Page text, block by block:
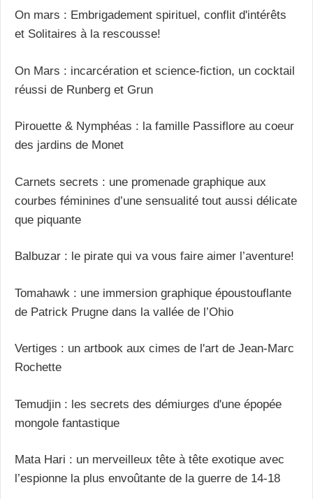
On mars : Embrigadement spirituel, conflit d'intérêts
et Solitaires à la rescousse!
On Mars : incarcération et science-fiction, un cocktail
réussi de Runberg et Grun
Pirouette & Nymphéas : la famille Passiflore au coeur
des jardins de Monet
Carnets secrets : une promenade graphique aux
courbes féminines d’une sensualité tout aussi délicate
que piquante
Balbuzar : le pirate qui va vous faire aimer l’aventure!
Tomahawk : une immersion graphique époustouflante
de Patrick Prugne dans la vallée de l’Ohio
Vertiges : un artbook aux cimes de l'art de Jean-Marc
Rochette
Temudjin : les secrets des démiurges d'une épopée
mongole fantastique
Mata Hari : un merveilleux tête à tête exotique avec
l’espionne la plus envoûtante de la guerre de 14-18